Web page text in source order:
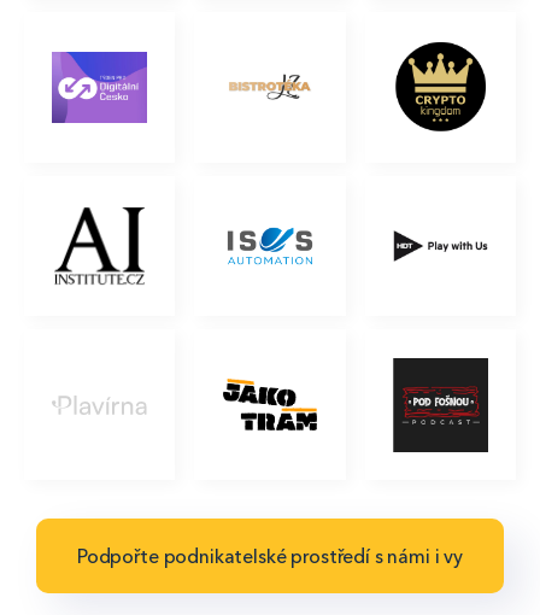
Podpořte podnikatelské prostředí s námi i vy